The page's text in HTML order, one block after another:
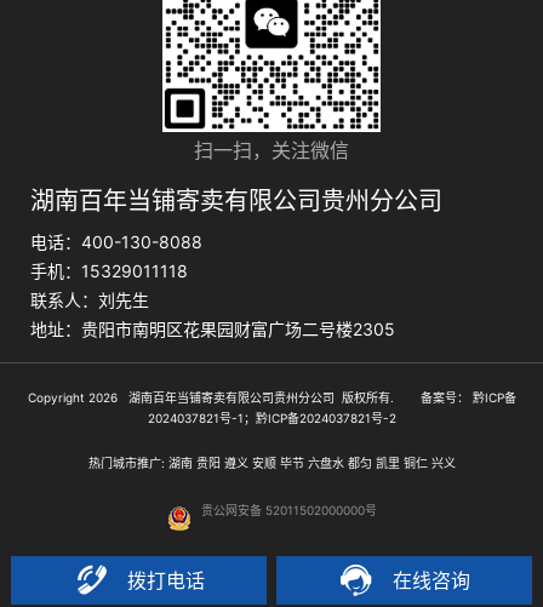
扫一扫，关注微信
湖南百年当铺寄卖有限公司贵州分公司
电话：400-130-8088
手机：15329011118
联系人：刘先生
地址：贵阳市南明区花果园财富广场二号楼2305
Copyright 2026 湖南百年当铺寄卖有限公司贵州分公司 版权所有. 备案号： 黔ICP备
2024037821号-1；黔ICP备2024037821号-2
热门城市推广: 湖南 贵阳 遵义 安顺 毕节 六盘水 都匀 凯里 铜仁 兴义
贵公网安备 52011502000000号
拨打电话 在线咨询